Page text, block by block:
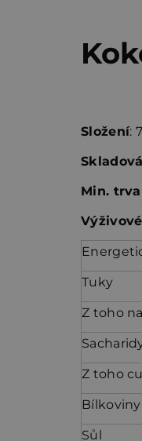
Složení:
Min.
Tuky
Z toho
Z toho
Bílkoviny
Sůl